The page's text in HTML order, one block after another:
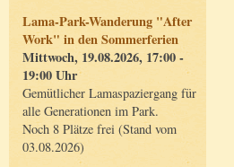
Lama-Park-Wanderung "After
Work" in den Sommerferien
Mittwoch, 19.08.2026, 17:00 -
19:00 Uhr
Gemütlicher Lamaspaziergang für
alle Generationen im Park.
Noch 8 Plätze frei (Stand vom
03.08.2026)